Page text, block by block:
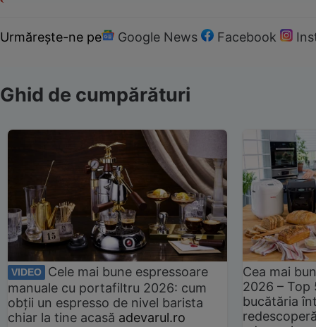
Urmărește-ne pe Google News Facebook
Ghid de cumpărături
VIDEO
Cele mai bune espressoare
manuale cu portafiltru 2026: cum
obții un espresso de nivel barista
chiar la tine acasă adevarul.ro
Cea mai
2026 –
bucătăria